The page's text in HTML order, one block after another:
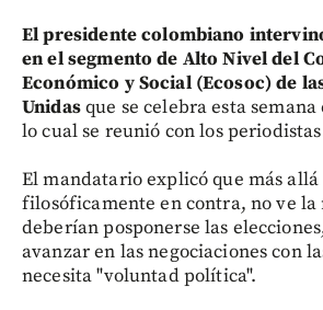
El presidente colombiano
en el segmento de Alto Nivel del
Económico y Social (Ecosoc) de
Unidasque se celebra esta
lo cual se reunió con los
El mandatario explicó que más allá
filosóficamente en contra, no ve la
deberían posponerse las
avanzar en las negociaciones con
necesita "voluntad política".